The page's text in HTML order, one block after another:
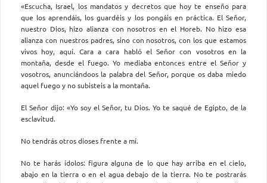
«Escucha, Israel, los mandatos y decretos que hoy te enseño para
que los aprendáis, los guardéis y los pongáis en práctica. El Señor,
nuestro Dios, hizo alianza con nosotros en el Horeb. No hizo esa
alianza con nuestros padres, sino con nosotros, con los que estamos
vivos hoy, aquí. Cara a cara habló el Señor con vosotros en la
montaña, desde el fuego. Yo mediaba entonces entre el Señor y
vosotros, anunciándoos la palabra del Señor, porque os daba miedo
aquel fuego y no subisteis a la montaña.
El Señor dijo: «Yo soy el Señor, tu Dios. Yo te saqué de Egipto, de la
esclavitud.
No tendrás otros dioses frente a mí.
No te harás ídolos: figura alguna de lo que hay arriba en el cielo,
abajo en la tierra o en el agua debajo de la tierra. No te postrarás